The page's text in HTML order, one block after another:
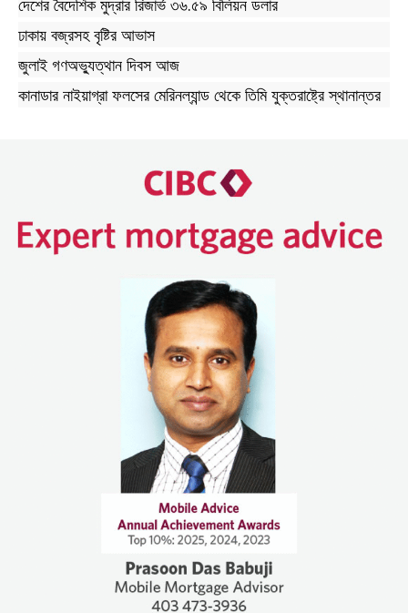
দেশের বৈদেশিক মুদ্রার রিজার্ভ ৩৬.৫৯ বিলিয়ন ডলার
ঢাকায় বজ্রসহ বৃষ্টির আভাস
জুলাই গণঅভ্যুত্থান দিবস আজ
কানাডার নাইয়াগ্রা ফলসের মেরিনল্যান্ড থেকে তিমি যুক্তরাষ্ট্রে স্থানান্তর